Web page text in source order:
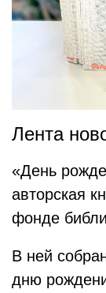
Лента
«День
авторская
фонде
В ней
дню